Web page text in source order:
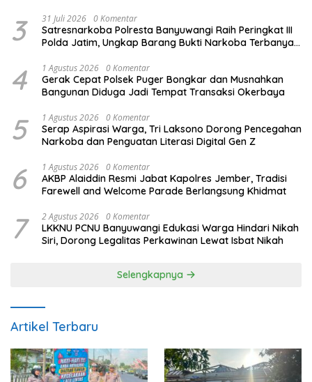
3 31 Juli 2026 0 Komentar
Satresnarkoba Polresta Banyuwangi Raih Peringkat III
Polda Jatim, Ungkap Barang Bukti Narkoba Terbanyak
4 1 Agustus 2026 0 Komentar
Gerak Cepat Polsek Puger Bongkar dan Musnahkan
Bangunan Diduga Jadi Tempat Transaksi Okerbaya
5 1 Agustus 2026 0 Komentar
Serap Aspirasi Warga, Tri Laksono Dorong Pencegahan
Narkoba dan Penguatan Literasi Digital Gen Z
6 1 Agustus 2026 0 Komentar
AKBP Alaiddin Resmi Jabat Kapolres Jember, Tradisi
Farewell and Welcome Parade Berlangsung Khidmat
7 2 Agustus 2026 0 Komentar
LKKNU PCNU Banyuwangi Edukasi Warga Hindari Nikah
Siri, Dorong Legalitas Perkawinan Lewat Isbat Nikah
Selengkapnya
Artikel Terbaru